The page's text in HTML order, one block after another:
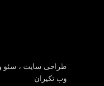
طراحی سایت ، سئو و
وب تکیران